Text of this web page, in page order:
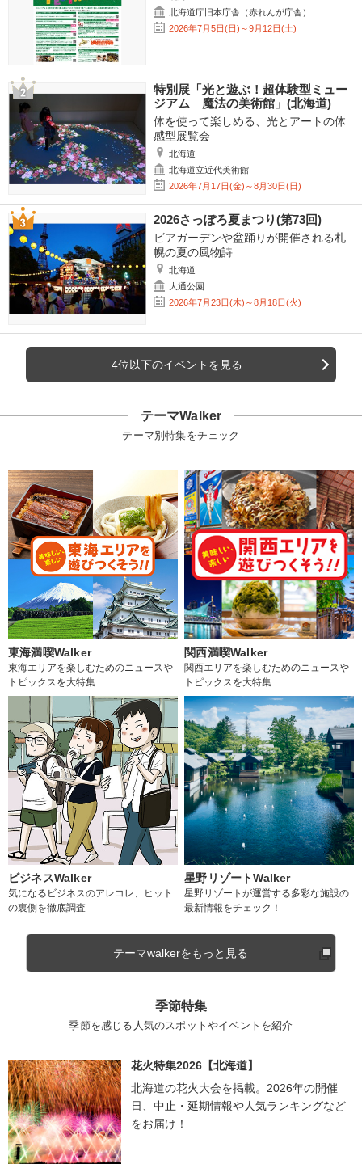
北海道庁旧本庁舎（赤れんが庁舎）
2026年7月5日(日)～9月12日(土)
特別展「光と遊ぶ！超体験型ミュー
ジアム 魔法の美術館」(北海道)
体を使って楽しめる、光とアートの体
感型展覧会
北海道
北海道立近代美術館
2026年7月17日(金)～8月30日(日)
2026さっぽろ夏まつり(第73回)
ビアガーデンや盆踊りが開催される札
幌の夏の風物詩
北海道
大通公園
2026年7月23日(木)～8月18日(火)
4位以下のイベントを見る
テーマWalker
テーマ別特集をチェック
東海満喫Walker
東海エリアを楽しむためのニュースや
トピックスを大特集
関西満喫Walker
関西エリアを楽しむためのニュースや
トピックスを大特集
ビジネスWalker
気になるビジネスのアレコレ、ヒット
の裏側を徹底調査
星野リゾートWalker
星野リゾートが運営する多彩な施設の
最新情報をチェック！
テーマwalkerをもっと見る
季節特集
季節を感じる人気のスポットやイベントを紹介
花火特集2026【北海道】
北海道の花火大会を掲載。2026年の開催
日、中止・延期情報や人気ランキングなど
をお届け！